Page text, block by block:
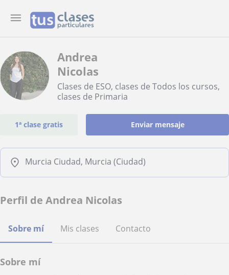
Andrea
Nicolas
Clases de ESO, clases de Todos los cursos,
clases de Primaria
1ª clase gratis Enviar mensaje
Murcia Ciudad, Murcia (Ciudad)
Perfil de Andrea Nicolas
Sobre mí Mis clases Contacto
Sobre mí